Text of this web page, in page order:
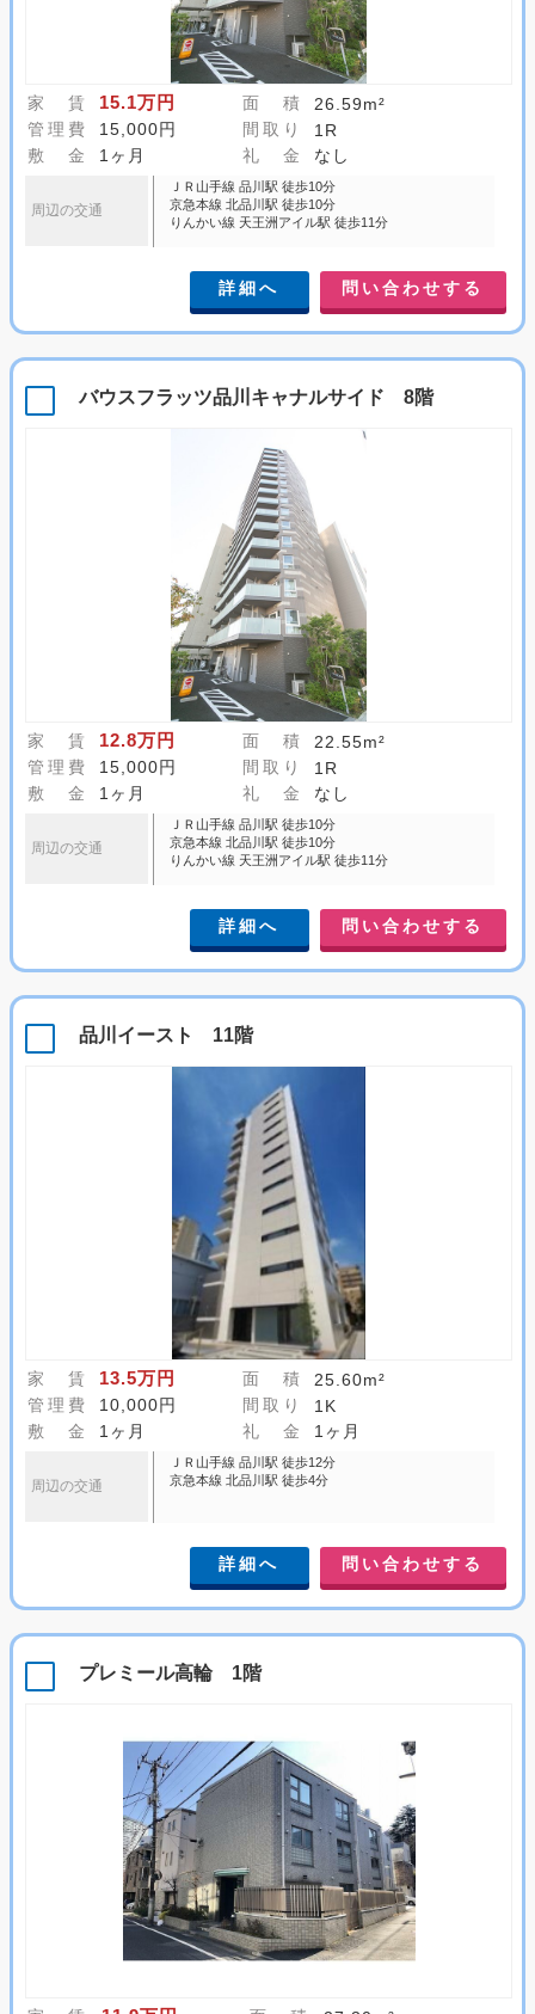
家 賃 15.1万円 面 積
26.59m²
管理費
15,000円 間取り
1R
敷 金
1ヶ月 礼 金 なし
周辺の交通
ＪＲ山手線 品川駅 徒歩10分
京急本線 北品川駅 徒歩10分
りんかい線 天王洲アイル駅 徒歩11分
詳細へ 問い合わせする
バウスフラッツ品川キャナルサイド 8階
家 賃 12.8万円 面 積
22.55m²
管理費
15,000円 間取り
1R
敷 金
1ヶ月 礼 金 なし
周辺の交通
ＪＲ山手線 品川駅 徒歩10分
京急本線 北品川駅 徒歩10分
りんかい線 天王洲アイル駅 徒歩11分
詳細へ 問い合わせする
品川イースト 11階
家 賃 13.5万円 面 積
25.60m²
管理費
10,000円 間取り
1K
敷 金
1ヶ月 礼 金 1ヶ月
周辺の交通
ＪＲ山手線 品川駅 徒歩12分
京急本線 北品川駅 徒歩4分
詳細へ 問い合わせする
プレミール高輪 1階